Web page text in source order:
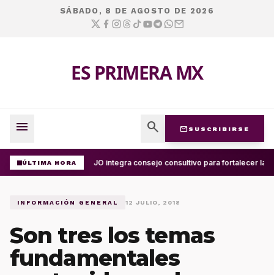
SÁBADO, 8 DE AGOSTO DE 2026
ES PRIMERA MX
menu search mail SUSCRIBIRSE
ÚLTIMA HORA UABJO integra consejo consultivo para fortalecer la
INFORMACIÓN GENERAL 12 JULIO, 2018
Son tres los temas
fundamentales